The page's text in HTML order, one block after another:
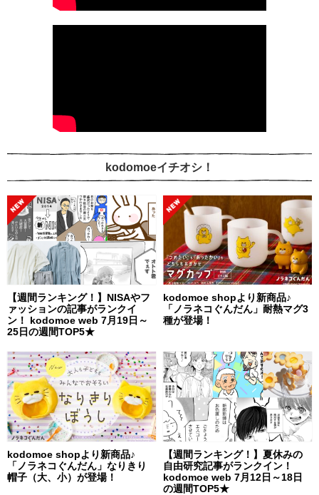
kodomoeイチオシ！
【週間ランキング！】NISAやフ
ァッションの記事がランクイ
ン！ kodomoe web 7月19日～
25日の週間TOP5★
kodomoe shopより新商品♪
「ノラネコぐんだん」耐熱マグ3
種が登場！
kodomoe shopより新商品♪
「ノラネコぐんだん」なりきり
帽子（大、小）が登場！
【週間ランキング！】夏休みの
自由研究記事がランクイン！
kodomoe web 7月12日～18日
の週間TOP5★